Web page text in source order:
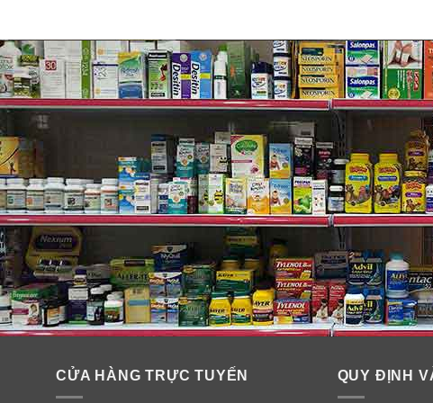
CỬA HÀNG TRỰC TUYẾN QUY ĐỊNH